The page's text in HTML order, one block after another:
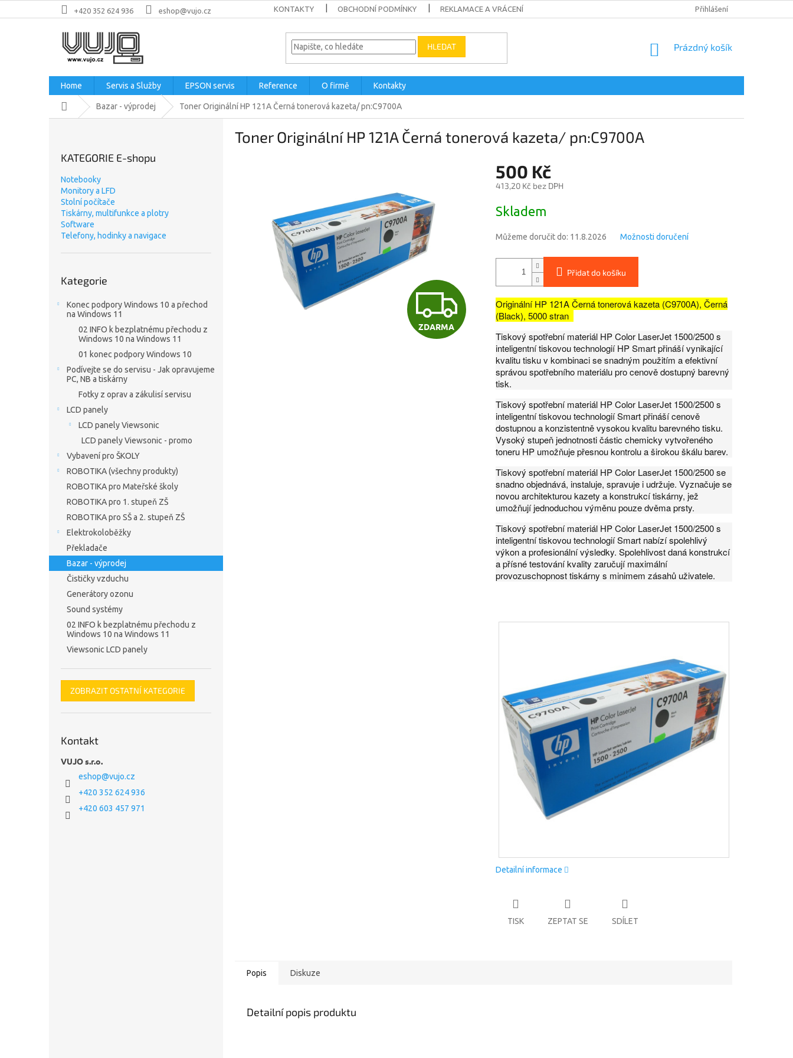
na
+420 352 624 936 eshop@vujo.cz KONTAKTY OBCHODNÍ PODMÍNKY REKLAMACE A VRÁCENÍ PODMÍNKY OCHRANY OSOBNÍCH ÚDAJŮ
Přihlášení
HLEDAT
NÁKUPNÍ
Prázdný košík
Home Servis a Služby EPSON servis Reference O firmě Kontakty
Domů Bazar - výprodej Toner Originální HP 121A Černá tonerová kazeta/ pn:C9700A
KATEGORIE E-shopu
Notebooky
Monitory a LFD
Stolní počítače
Tiskárny, multifunkce a plotry
Software
Telefony, hodinky a navigace
kategorie
Kategorie
Konec podpory Windows 10 a přechod
na Windows 11
02 INFO k bezplatnému přechodu z
Windows 10 na Windows 11
01 konec podpory Windows 10
Podívejte se do servisu - Jak opravujeme
PC, NB a tiskárny
Fotky z oprav a zákulisí servisu
LCD panely
LCD panely Viewsonic
LCD panely Viewsonic - promo
Vybavení pro ŠKOLY
ROBOTIKA (všechny produkty)
ROBOTIKA pro Mateřské školy
ROBOTIKA pro 1. stupeň ZŠ
ROBOTIKA pro SŠ a 2. stupeň ZŠ
Elektrokoloběžky
Překladače
Bazar - výprodej
Čističky vzduchu
Generátory ozonu
Sound systémy
02 INFO k bezplatnému přechodu z
Windows 10 na Windows 11
Viewsonic LCD panely
ZOBRAZIT OSTATNÍ KATEGORIE
Kontakt
VUJO s.r.o.
eshop@vujo.cz
+420 352 624 936
+420 603 457 971
Toner Originální HP 121A Černá tonerová kazeta/ pn:C9700A
Z
D
ZDARMA
500 Kč
413,20 Kč bez DPH
cena:
Skladem
Můžeme doručit do: 11.8.2026 Možnosti doručení
Přidat do košíku
Originální HP 121A Černá tonerová kazeta (C9700A), Černá
(Black), 5000 stran
Tiskový spotřební materiál HP Color LaserJet 1500/2500 s
inteligentní tiskovou technologií HP Smart přináší vynikající
kvalitu tisku v kombinaci se snadným použitím a efektivní
správou spotřebního materiálu pro cenově dostupný barevný
tisk.
Tiskový spotřební materiál HP Color LaserJet 1500/2500 s
inteligentní tiskovou technologií Smart přináší cenově
dostupnou a konzistentně vysokou kvalitu barevného tisku.
Vysoký stupeň jednotnosti částic chemicky vytvořeného
toneru HP umožňuje přesnou kontrolu a širokou škálu barev.
Tiskový spotřební materiál HP Color LaserJet 1500/2500 se
snadno objednává, instaluje, spravuje i udržuje. Vyznačuje se
novou architekturou kazety a konstrukcí tiskárny, jež
umožňují jednoduchou výměnu pouze dvěma prsty.
Tiskový spotřební materiál HP Color LaserJet 1500/2500 s
inteligentní tiskovou technologií Smart nabízí spolehlivý
výkon a profesionální výsledky. Spolehlivost daná konstrukcí
a přísné testování kvality zaručují maximální
provozuschopnost tiskárny s minimem zásahů uživatele.
Detailní informace
TISK ZEPTAT SE SDÍLET
Popis Diskuze
Detailní popis produktu